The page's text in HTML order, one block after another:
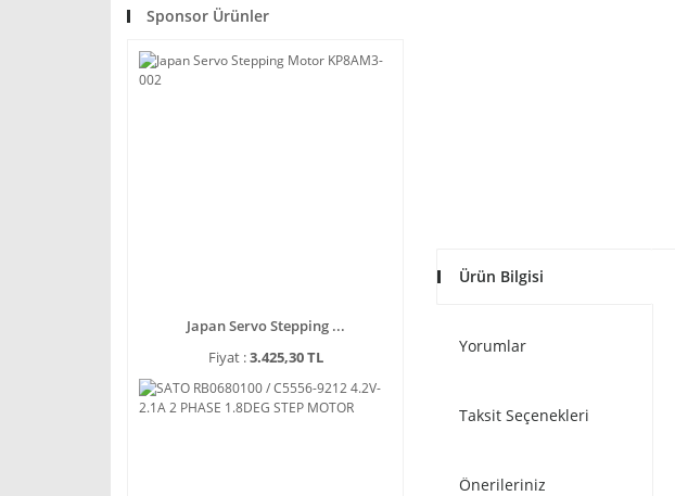
Sponsor Ürünler
Japan Servo Stepping ...
Fiyat :3.425,30 TL
Ürün Bilgisi
Yorumlar
Taksit Seçenekleri
Önerileriniz